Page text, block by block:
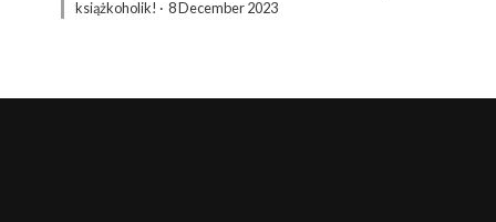
książkoholik! · 8 December 2023